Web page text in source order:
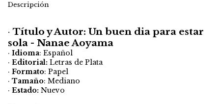
Descripción
· Título y Autor: Un buen dia para estar
sola - Nanae Aoyama
· Idioma: Español
· Editorial: Letras de Plata
· Formato: Papel
· Tamaño: Mediano
· Estado: Nuevo